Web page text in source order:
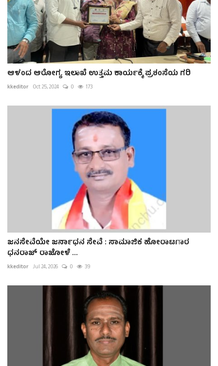
ಆಳಂದ ಆರೋಗ್ಯ ಇಲಾಖೆ ಉತ್ತಮ ಕಾರ್ಯಕ್ಕೆ ಪ್ರಶಂಸೆಯ ಗರಿ
kkeditor Oct 25, 2024 0 173
ಜನಸೇವೆಯೇ ಜರ್ನಾಧನ ಸೇವೆ : ಸಾಮಾಜಿಕ ಹೋರಾಟಗಾರ
ಧನರಾಜ್ ರಾಜೋಳೆ ...
kkeditor Jul 24, 2026 0 39